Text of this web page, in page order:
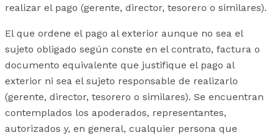
realizar el pago (gerente, director, tesorero o similares).
El que ordene el pago al exterior aunque no sea el
sujeto obligado según conste en el contrato, factura o
documento equivalente que justifique el pago al
exterior ni sea el sujeto responsable de realizarlo
(gerente, director, tesorero o similares). Se encuentran
contemplados los apoderados, representantes,
autorizados y, en general, cualquier persona que